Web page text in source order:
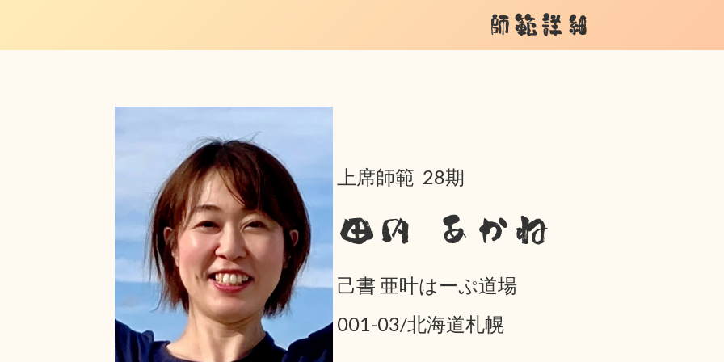
師範詳細
上席師範 28期
田内 あかね
己書 亜叶はーぷ道場
001-03/北海道札幌